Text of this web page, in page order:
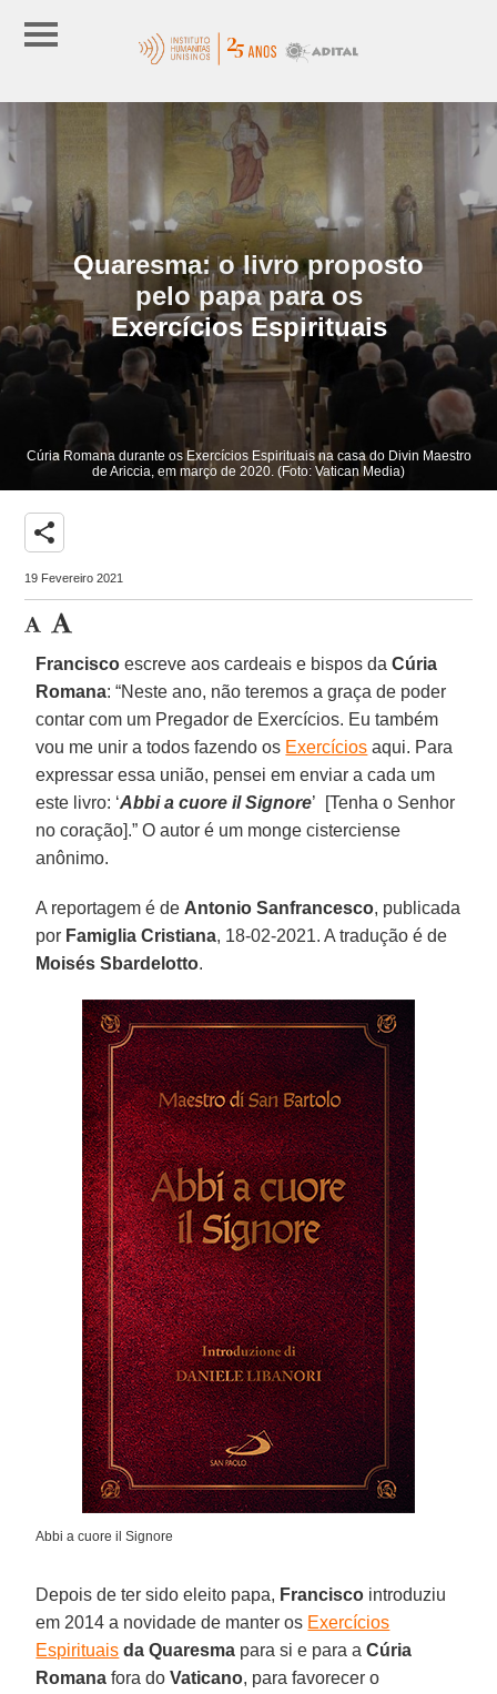
Quaresma: o livro proposto
pelo papa para os
Exercícios Espirituais
Cúria Romana durante os Exercícios Espirituais na casa do Divin Maestro
de Ariccia, em março de 2020. (Foto: Vatican Media)
share
19 Fevereiro 2021
Francisco escreve aos cardeais e bispos daCúria
Romana: “Neste ano, não teremos a graça de poder
contar com um Pregador de Exercícios. Eu também
vou me unir a todos fazendo os Exercícios aqui. Para
expressar essa união, pensei em enviar a cada um
este livro: ‘Abbi a cuore il Signore’ [Tenha o Senhor
no coração].” O autor é um monge cisterciense
anônimo.
A reportagem é de Antonio Sanfrancesco, publicada
por Famiglia Cristiana, 18-02-2021. A tradução é de
Moisés Sbardelotto.
Abbi a cuore il Signore
Depois de ter sido eleito papa, Francisco introduziu
em 2014 a novidade de manter os Exercícios
Espirituais da Quaresma para si e para aCúria
Romana fora doVaticano, para favorecer o